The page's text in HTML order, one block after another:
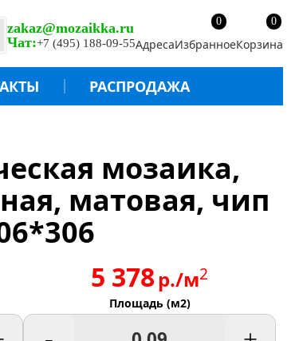
zakaz@mozaikka.ru
Чат:+7 (495) 188-09-55Адреса
0
ИзбранноеКорзина
0
РАСПРОДАЖА
мозаика,
матовая, чип
5 378р./м2
Площадь (м2)